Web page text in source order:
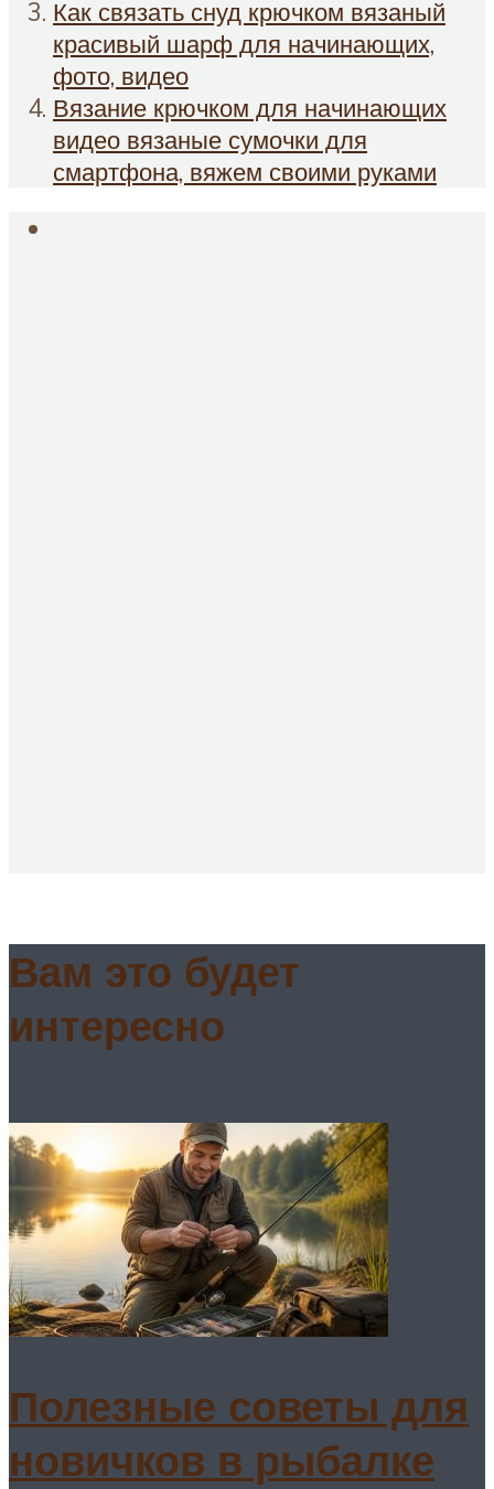
Как связать снуд крючком вязаный
красивый шарф для начинающих,
фото, видео
Вязание крючком для начинающих
видео вязаные сумочки для
смартфона, вяжем своими руками
Вам это будет
интересно
Полезные советы для
новичков в рыбалке